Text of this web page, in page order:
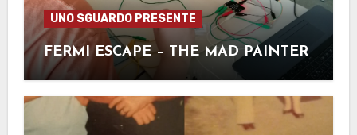
UNO SGUARDO PRESENTE
FERMI ESCAPE – THE MAD PAINTER